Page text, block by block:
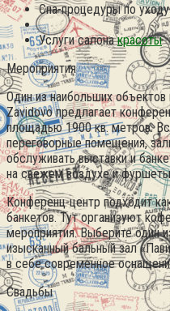
Спа-процедуры по
Услуги салонакрасоты
Мероприятия
Один из наибольших
Zavidovo предлагает
площадью 1900 кв. метров.
переговорные помещения,
обслуживать выставки и
на свежем воздухе и
Конференц-центр подходит
банкетов. Тут организуют
мероприятия. Выберите один
изысканный бальный зал
в себе современное
Свадьбы